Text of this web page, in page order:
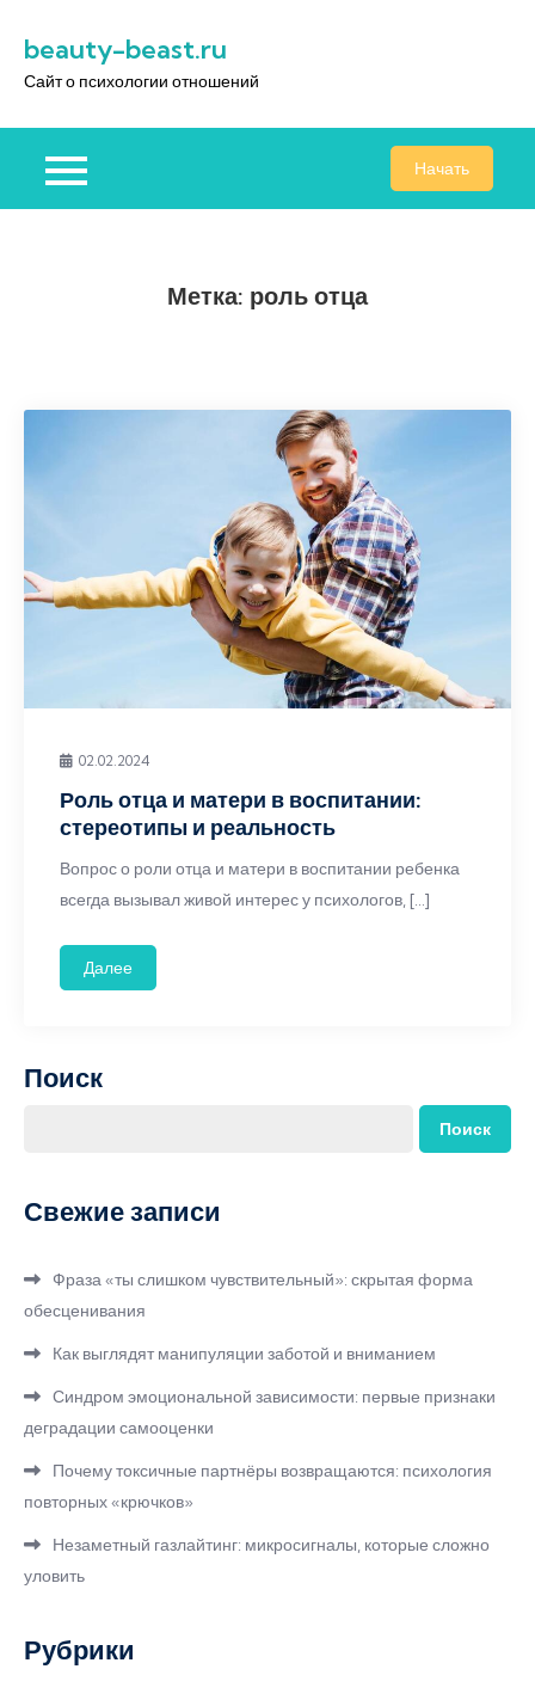
содержимому
beauty-beast.ru
Сайт о психологии отношений
Начать
Метка: роль отца
02.02.2024
Роль отца и матери в воспитании:
стереотипы и реальность
Вопрос о роли отца и матери в воспитании ребенка
всегда вызывал живой интерес у психологов, […]
Далее
Поиск
Поиск
Свежие записи
Фраза «ты слишком чувствительный»: скрытая форма
обесценивания
Как выглядят манипуляции заботой и вниманием
Синдром эмоциональной зависимости: первые признаки
деградации самооценки
Почему токсичные партнёры возвращаются: психология
повторных «крючков»
Незаметный газлайтинг: микросигналы, которые сложно
уловить
Рубрики